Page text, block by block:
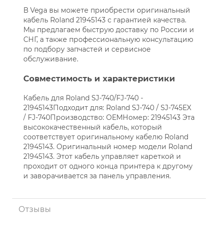
В Vega вы можете приобрести оригинальный
кабель Roland 21945143 с гарантией качества.
Мы предлагаем быструю доставку по России и
СНГ, а также профессиональную консультацию
по подбору запчастей и сервисное
обслуживание.
Совместимость и характеристики
Кабель для Roland SJ-740/FJ-740 -
21945143Подходит для: Roland SJ-740 / SJ-745EX
/ FJ-740Производство: OEMНомер: 21945143 Эта
высококачественный кабель, который
соответствует оригинальному кабелю Roland
21945143. Оригинальный номер модели Roland
21945143. Этот кабель управляет кареткой и
проходит от одного конца принтера к другому
и заворачивается за панель управления.
Отзывы